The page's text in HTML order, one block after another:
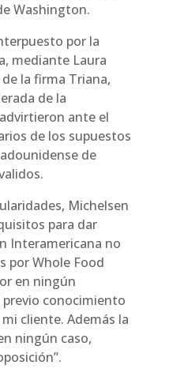
Washington.
por la
mediante Laura
la firma Triana,
de la
ante el
de los supuestos
de
Michelsen
para dar
Interamericana no
por Whole Food
en ningún
conocimiento
cliente. Además la
ningún caso,